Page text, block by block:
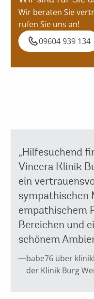
Wir beraten Sie
rufen Sie uns an!
09604 939 134
„Hilfesuchend
Vincera Klinik
ein
sympathischen
empathischem
Bereichen und
schönem
babe76 über
der Klinik Burg